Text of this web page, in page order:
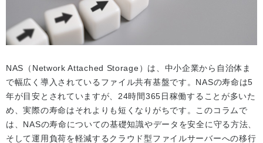
NAS（Network Attached Storage）は、中小企業から自治体ま
で幅広く導入されているファイル共有基盤です。NASの寿命は5
年が目安とされていますが、24時間365日稼働することが多いた
め、実際の寿命はそれよりも短くなりがちです。このコラムで
は、NASの寿命についての基礎知識やデータを安全に守る方法、
そして運用負荷を軽減するクラウド型ファイルサーバーへの移行